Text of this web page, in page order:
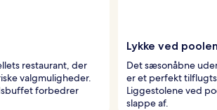
restaurant, der
valgmuligheder.
forbedrer
Lykke ved poolen
Det sæsonåbne
er et perfekt
Liggestolene ved
slappe af.